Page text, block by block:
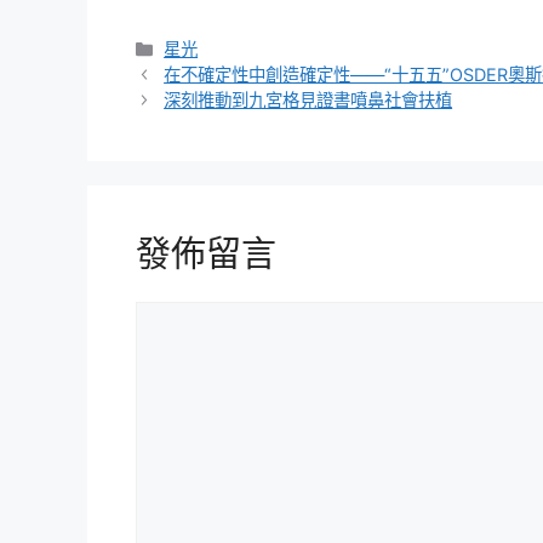
分
類
星光
在不確定性中創造確定性——“十五五”OSDER奧
深刻推動到九宮格見證書噴鼻社會扶植
發佈留言